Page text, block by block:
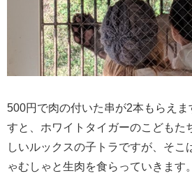
500円で肉の付いた串が2本もらえ
すと、ホワイトタイガーのこどもた
しいルックスの子トラですが、そこ
ゃむしゃと生肉を食らっていきます